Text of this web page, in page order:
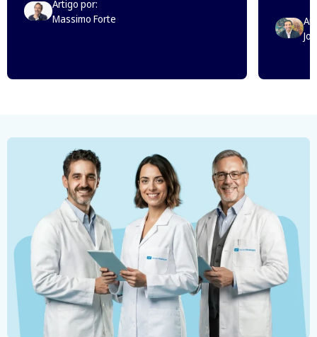
Artigo por:
Massimo Forte